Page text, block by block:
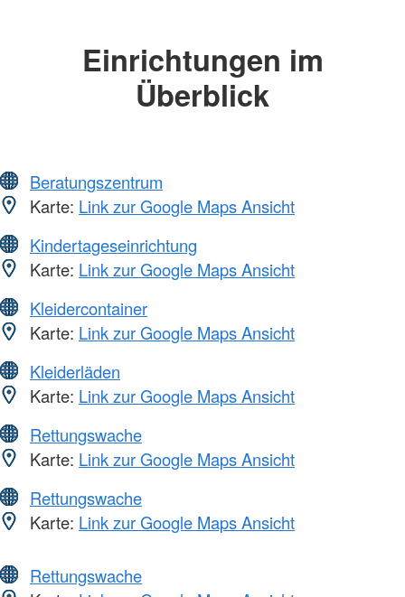
Einrichtungen im
Überblick
Beratungszentrum
Karte: Link zur Google Maps Ansicht
Kindertageseinrichtung
Karte: Link zur Google Maps Ansicht
Kleidercontainer
Karte: Link zur Google Maps Ansicht
Kleiderläden
Karte: Link zur Google Maps Ansicht
Rettungswache
Karte: Link zur Google Maps Ansicht
Rettungswache
Karte: Link zur Google Maps Ansicht
Rettungswache